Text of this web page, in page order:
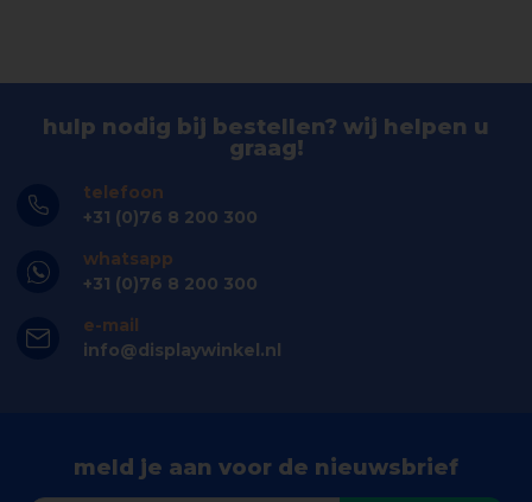
hulp nodig bij bestellen? wij helpen u
graag!
telefoon
+31 (0)76 8 200 300
whatsapp
+31 (0)76 8 200 300
e-mail
info@displaywinkel.nl
meld je aan voor de nieuwsbrief